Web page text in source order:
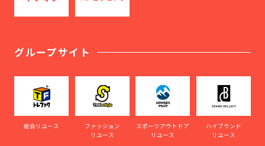
グループサイト
総合リユース
ファッション
リユース
スポーツアウトドア
リユース
ハイブランド
リユース